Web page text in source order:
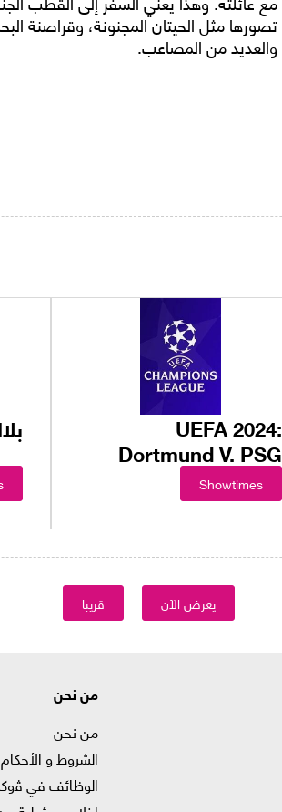
تصورها مثل الحيتان المجنونة، وقراصنة
والعديد من المصاعب.
UEFA 2024:
Dortmund V. PSG
Showtimes
يعرض الآن قريبا
من نحن
من نحن
الشروط و الأحكام
الوظائف في